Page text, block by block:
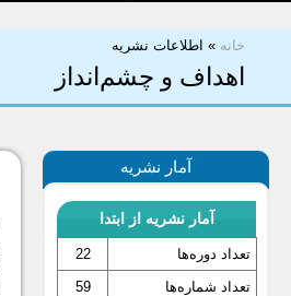
شما اینجا هستید
خانه » اطلاعات نشریه
اهداف و چشم‌انداز
آمار نشریه
آمار نشریه از ابتدا
تعداد دوره‌ها
22
تعداد شماره‌ها
59